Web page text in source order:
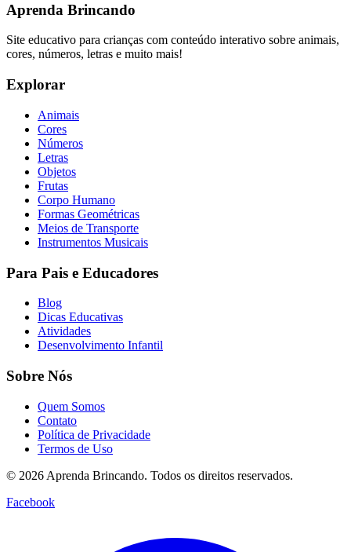
Aprenda Brincando
Site educativo para crianças com conteúdo interativo sobre animais,
cores, números, letras e muito mais!
Explorar
Animais
Cores
Números
Letras
Objetos
Frutas
Corpo Humano
Formas Geométricas
Meios de Transporte
Instrumentos Musicais
Para Pais e Educadores
Blog
Dicas Educativas
Atividades
Desenvolvimento Infantil
Sobre Nós
Quem Somos
Contato
Política de Privacidade
Termos de Uso
© 2026 Aprenda Brincando. Todos os direitos reservados.
Facebook